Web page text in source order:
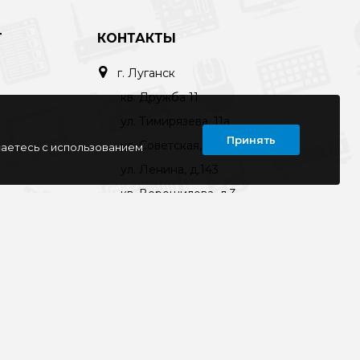
КОНТАКТЫ
г. Луганск
кв. Дружба 11
ул. Тимирязева, 11а
ул. Советская, д. 6
ул. Ленина, д.143
кв. Ворошилова, д.3
с использованием
Принять